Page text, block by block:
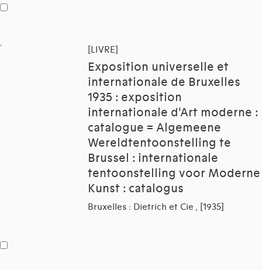
[LIVRE]
Exposition universelle et
internationale de Bruxelles
1935 : exposition
internationale d'Art moderne :
catalogue = Algemeene
Wereldtentoonstelling te
Brussel : internationale
tentoonstelling voor Moderne
Kunst : catalogus
Bruxelles : Dietrich et Cie , [1935]